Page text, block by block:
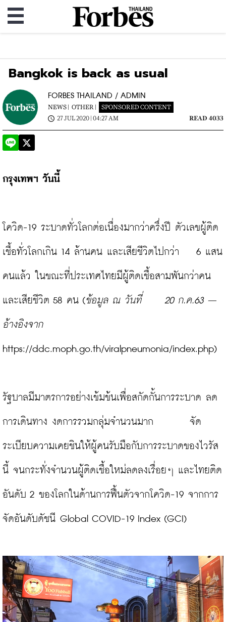
Bangkok is back as usual
FORBES THAILAND / ADMIN
NEWS | OTHER |
SPONSORED CONTENT
27 JUL 2020 | 04:27 AM
READ 4033
กรุงเทพฯ วันนี้
โควิด-19 ระบาดทั่วโลกต่อเนื่องมากว่าครึ่งปี ตัวเลขผู้ติด
เชื้อทั่วโลกเกิน 14 ล้านคน และเสียชีวิตไปกว่า    6 แสน
คนแล้ว ในขณะที่ประเทศไทยมีผู้ติดเชื้อสามพันกว่าคน
และเสียชีวิต 58 คน (ข้อมูล ณ วันที่ 20 ก.ค.63 –
อ้างอิงจาก
https://ddc.moph.go.th/viralpneumonia/index.php)
รัฐบาลมีมาตรการอย่างเข้มข้นเพื่อสกัดกั้นการระบาด ลด
การเดินทาง งดการรวมกลุ่มจำนวนมาก        จัด
ระเบียบความเคยชินให้ผู้คนรับมือกับการระบาดของไวรัส
นี้ จนกระทั่งจำนวนผู้ติดเชื้อใหม่ลดลงเรื่อยๆ และไทยติด
อันดับ 2 ของโลกในด้านการฟื้นตัวจากโควิด-19 จากการ
จัดอันดับดัชนี Global COVID-19 Index (GCI)